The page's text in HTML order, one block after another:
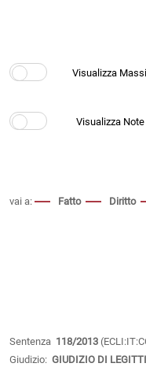
vai a: Fatto Diritto
Sentenza 118/2013
Giudizio: GIUDIZIO DI